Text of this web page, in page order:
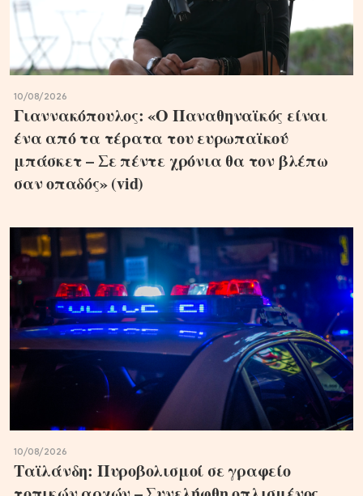
10/08/2026
Γιαννακόπουλος: «Ο Παναθηναϊκός είναι
ένα από τα τέρατα του ευρωπαϊκού
μπάσκετ – Σε πέντε χρόνια θα τον βλέπω
σαν οπαδός» (vid)
10/08/2026
Ταϊλάνδη: Πυροβολισμοί σε γραφείο